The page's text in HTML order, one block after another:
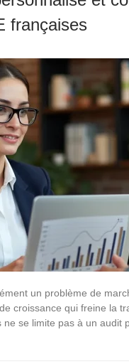
françaises
un problème de
croissance qui freine la
se limite pas à un audit